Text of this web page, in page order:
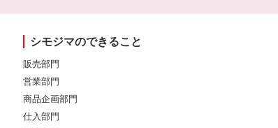
シモジマのできること
販売部門
営業部門
商品企画部門
仕入部門